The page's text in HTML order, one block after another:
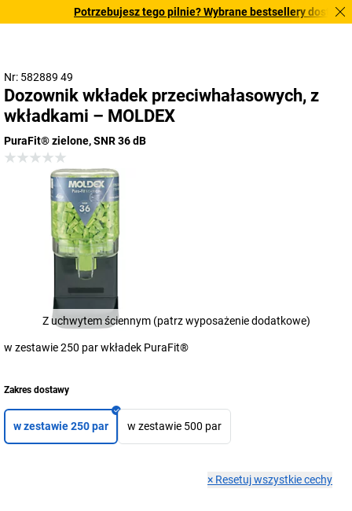
Potrzebujesz tego pilnie? Wybrane bestsellery
Nr: 582889 49
Dozownik wkładek przeciwhałasowych, z
wkładkami – MOLDEX
PuraFit® zielone, SNR 36 dB
Z uchwytem ściennym (patrz wyposażenie dodatkowe)
w zestawie 250 par wkładek PuraFit®
Zakres dostawy
w zestawie 250 par w zestawie 500 par
× Resetuj wszystkie cechy